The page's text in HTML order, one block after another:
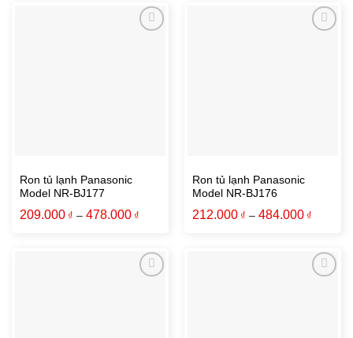
Ron tủ lạnh Panasonic
Model NR-BJ177
209.000 ₫ – 478.000 ₫
Ron tủ lạnh Panasonic
Model NR-BJ176
212.000 ₫ – 484.000 ₫